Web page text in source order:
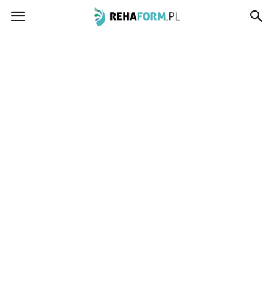
www.rehaform.pl